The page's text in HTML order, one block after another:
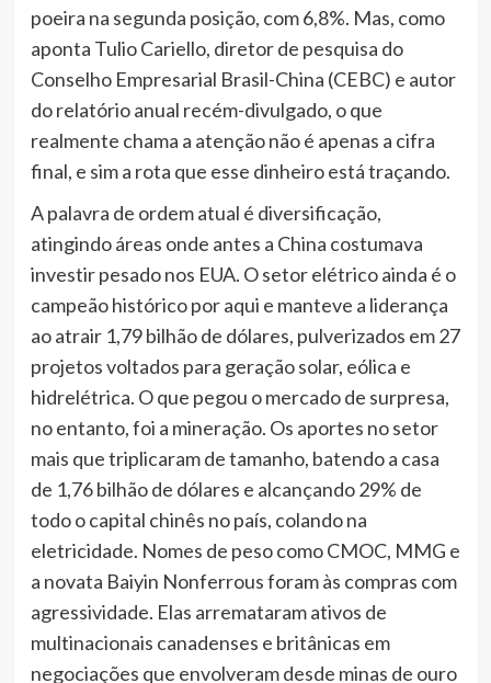
poeira na segunda posição, com 6,8%. Mas, como
aponta Tulio Cariello, diretor de pesquisa do
Conselho Empresarial Brasil-China (CEBC) e autor
do relatório anual recém-divulgado, o que
realmente chama a atenção não é apenas a cifra
final, e sim a rota que esse dinheiro está traçando.
A palavra de ordem atual é diversificação,
atingindo áreas onde antes a China costumava
investir pesado nos EUA. O setor elétrico ainda é o
campeão histórico por aqui e manteve a liderança
ao atrair 1,79 bilhão de dólares, pulverizados em 27
projetos voltados para geração solar, eólica e
hidrelétrica. O que pegou o mercado de surpresa,
no entanto, foi a mineração. Os aportes no setor
mais que triplicaram de tamanho, batendo a casa
de 1,76 bilhão de dólares e alcançando 29% de
todo o capital chinês no país, colando na
eletricidade. Nomes de peso como CMOC, MMG e
a novata Baiyin Nonferrous foram às compras com
agressividade. Elas arremataram ativos de
multinacionais canadenses e britânicas em
negociações que envolveram desde minas de ouro